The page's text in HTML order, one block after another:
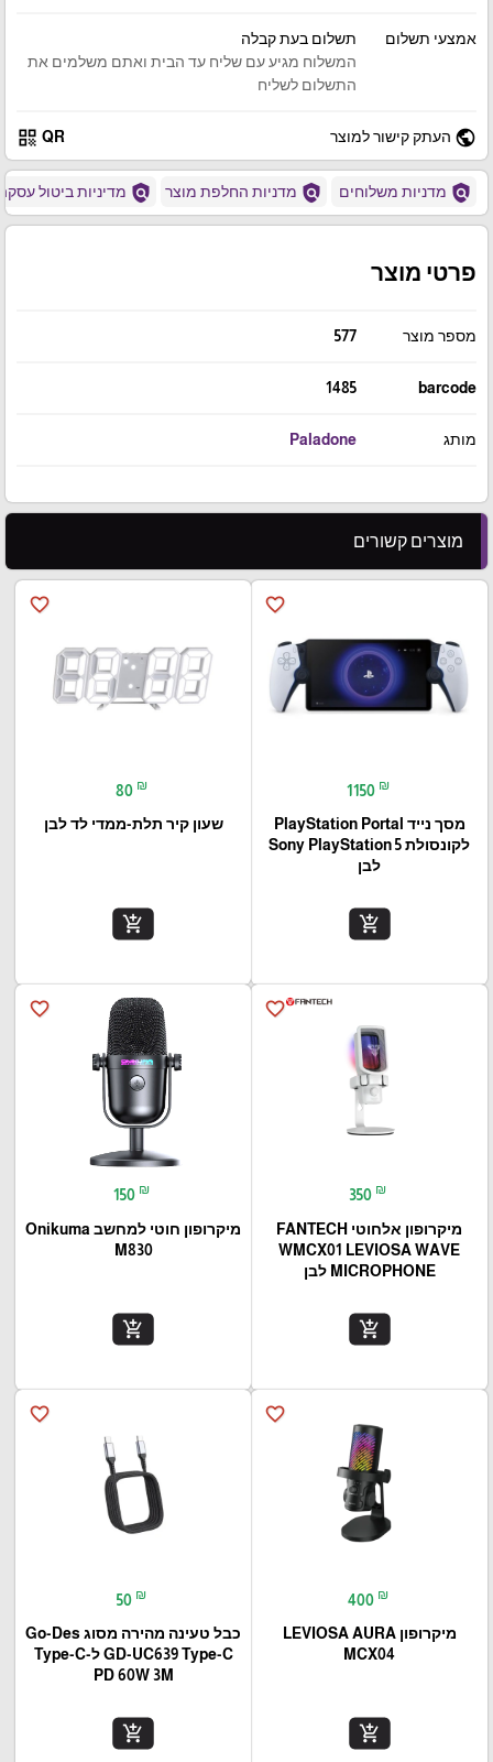
אמצעי תשלום
תשלום בעת קבלה
המשלוח מגיע עם שליח עד הבית ואתם משלמים את
התשלום לשליח
public העתק קישור למוצר QR
qr_code
policy מדניות משלוחים policy מדניות החלפת מוצר policy מדיניות ביטול
פרטי מוצר
מספר מוצר 577
barcode
1485
מותג Paladone
מוצרים קשורים
favorite_border
1150 ₪
מסך נייד PlayStation Portal‎
לקונסולת Sony PlayStation 5
לבן
add_shopping_cart
favorite_border
80 ₪
שעון קיר תלת-ממדי לד לבן
add_shopping_cart
favorite_border
350 ₪
מיקרופון אלחוטי FANTECH
WMCX01 LEVIOSA WAVE
MICROPHONE לבן
add_shopping_cart
favorite_border
150 ₪
מיקרופון חוטי למחשב Onikuma
M830
add_shopping_cart
favorite_border
400 ₪
מיקרופון LEVIOSA AURA
MCX04
add_shopping_cart
favorite_border
50 ₪
כבל טעינה מהירה מסוג Go-Des
GD-UC639 Type-C ל-Type-C
PD 60W 3M
add_shopping_cart